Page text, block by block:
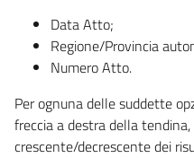
Data Atto;
Regione/Provincia
Numero Atto.
Per ognuna delle suddette
freccia a destra della
crescente/decrescente dei